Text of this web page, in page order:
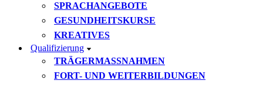
SPRACHANGEBOTE
GESUNDHEITSKURSE
KREATIVES
Qualifizierung
TRÄGERMASSNAHMEN
FORT- UND WEITERBILDUNGEN